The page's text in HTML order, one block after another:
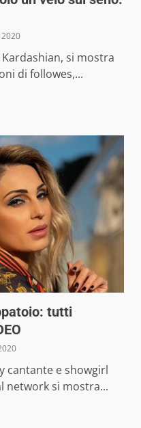
si mostra
di followes,...
tutti
cantante e showgirl
network si mostra...